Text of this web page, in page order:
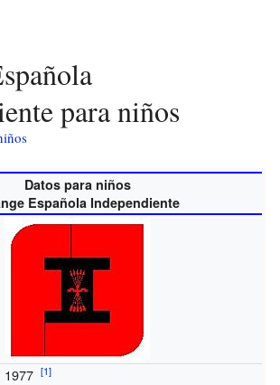
para niños
Datos para niños
Española Independiente
1977[1]